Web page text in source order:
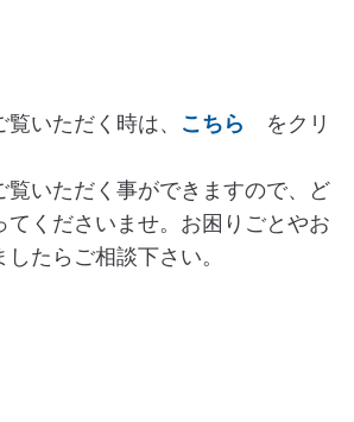
いただく時は、 こちら をクリ
覧いただく事ができますので、ど
てくださいませ。お困りごとやお
たらご相談下さい。